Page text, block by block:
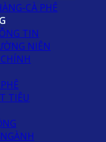
CÀ PHÊ
TIN
NIÊN
TIÊU